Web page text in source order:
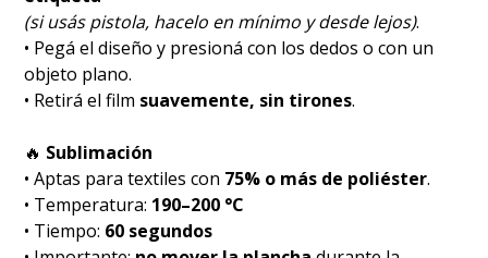
(si usás pistola, hacelo en mínimo y desde lejos).
• Pegá el diseño y presioná con los dedos o con un
objeto plano.
• Retirá el film suavemente, sin tirones.
🔥 Sublimación
• Aptas para textiles con 75% o más de poliéster.
• Temperatura: 190–200 °C
• Tiempo: 60 segundos